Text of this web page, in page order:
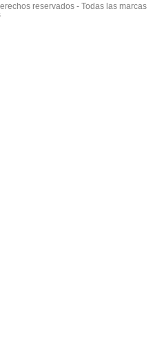
reservados - Todas las marcas